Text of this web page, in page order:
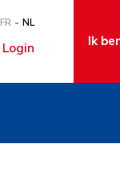
FR NL
Login Ik